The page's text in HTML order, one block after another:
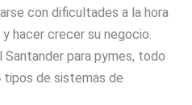
con dificultades a la hora
hacer crecer su negocio.
para pymes, todo
tipos de sistemas de